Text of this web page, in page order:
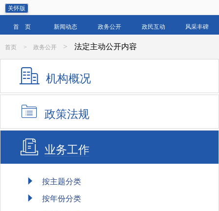
关怀版
首 页 新闻动态 政务公开 政民互动 风采丰碑
首页 > 政务公开 > 法定主动公开内容
机构概况
政策法规
业务工作
按主题分类
按年份分类